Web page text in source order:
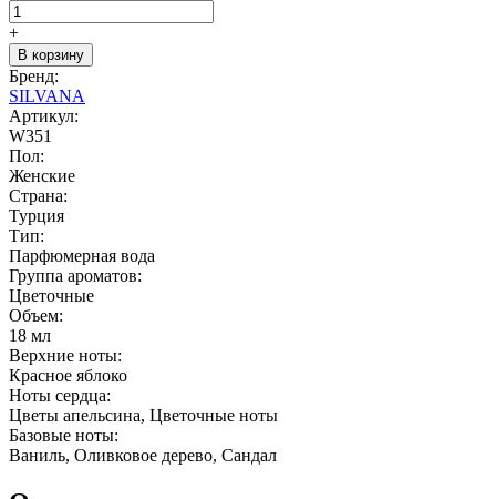
+
В корзину
Бренд:
SILVANA
Артикул:
W351
Пол:
Женские
Страна:
Турция
Тип:
Парфюмерная вода
Группа ароматов:
Цветочные
Объем:
18 мл
Верхние ноты:
Красное яблоко
Ноты сердца:
Цветы апельсина, Цветочные ноты
Базовые ноты:
Ваниль, Оливковое дерево, Сандал